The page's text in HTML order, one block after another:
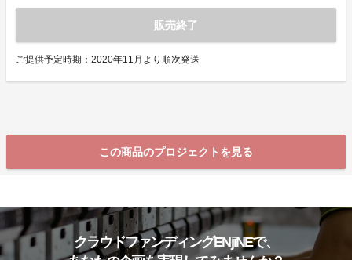
販売終了
ご提供予定時期：2020年11月より順次発送
この商品のプロジェクトを見る
クラウドファンディングENjiNEで、